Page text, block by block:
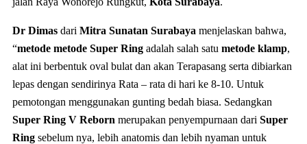
Dr Dimas dari Mitra Sunatan Surabaya menjelaskan bahwa,
“metode metode Super Ring adalah salah satu metode klamp,
alat ini berbentuk oval bulat dan akan Terapasang serta dibiarkan
lepas dengan sendirinya Rata – rata di hari ke 8-10. Untuk
pemotongan menggunakan gunting bedah biasa. Sedangkan
Super Ring V Reborn merupakan penyempurnaan dari Super
Ring sebelum nya, lebih anatomis dan lebih nyaman untuk